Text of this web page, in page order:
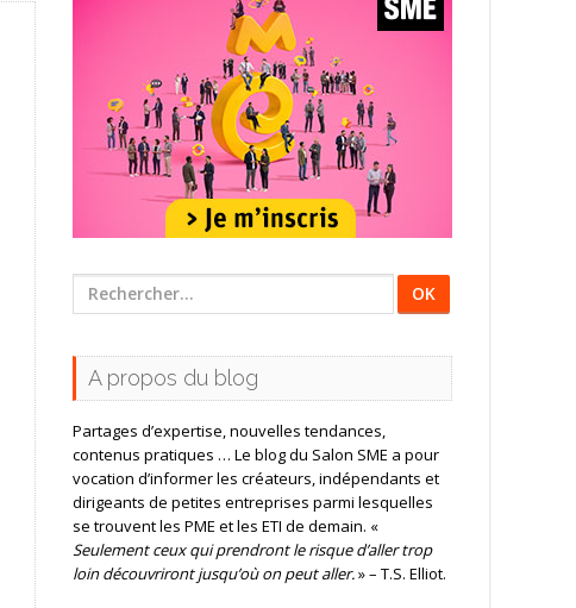
Rechercher
:
A propos du blog
Partages d’expertise, nouvelles tendances,
contenus pratiques … Le blog du Salon SME a pour
vocation d’informer les créateurs, indépendants et
dirigeants de petites entreprises parmi lesquelles
se trouvent les PME et les ETI de demain. «
Seulement ceux qui prendront le risque d’aller trop
loin découvriront jusqu’où on peut aller.» – T.S. Elliot.